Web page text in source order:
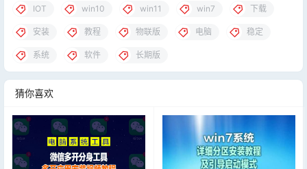
IOT win10 win11 win7 下载
安装 教程 物联版 电脑 稳定
系统 软件 长期版
猜你喜欢